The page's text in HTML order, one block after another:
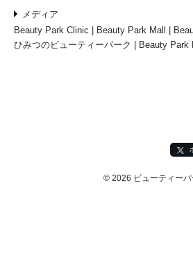
メディア
Beauty Park Clinic
Beauty Park Mall
ひみつのビューティーパーク
Beauty Park
© 2026 ビューティーパ